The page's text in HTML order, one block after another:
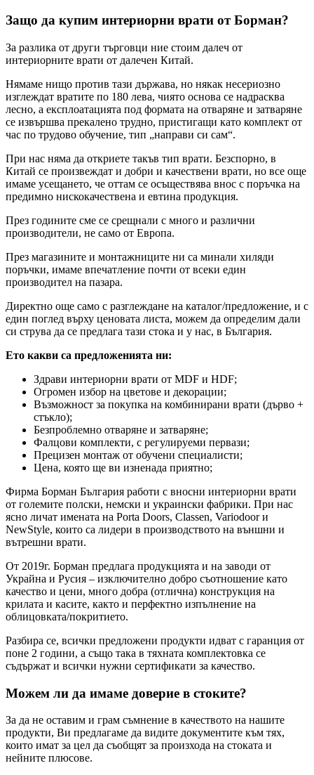
Защо да купим интериорни врати от Борман?
За разлика от други търговци ние стоим далеч от
интериорните врати от далечен Китай.
Нямаме нищо против тази държава, но някак несериозно
изглеждат вратите по 180 лева, чиято основа се надрасква
лесно, а експлоатацията под формата на отваряне и затваряне
се извършва прекалено трудно, пристигащи като комплект от
час по трудово обучение, тип „направи си сам“.
При нас няма да откриете такъв тип врати. Безспорно, в
Китай се произвеждат и добри и качествени врати, но все още
имаме усещането, че оттам се осъществява внос с поръчка на
предимно нискокачествена и евтина продукция.
През годините сме се срещнали с много и различни
производители, не само от Европа.
През магазините и монтажниците ни са минали хиляди
поръчки, имаме впечатление почти от всеки един
производител на пазара.
Директно още само с разглеждане на каталог/предложение, и с
един поглед върху ценовата листа, можем да определим дали
си струва да се предлага тази стока и у нас, в България.
Ето какви са предложенията ни:
Здрави интериорни врати от MDF и HDF;
Огромен избор на цветове и декорации;
Възможност за покупка на комбинирани врати (дърво +
стъкло);
Безпроблемно отваряне и затваряне;
Фалцови комплекти, с регулируеми первази;
Прецизен монтаж от обучени специалисти;
Цена, която ще ви изненада приятно;
Фирма Борман България работи с вносни интериорни врати
от големите полски, немски и украински фабрики. При нас
ясно личат имената на Porta Doors, Classen, Variodoor и
NewStyle, които са лидери в производството на външни и
вътрешни врати.
От 2019г. Борман предлага продукцията и на заводи от
Украйна и Русия – изключително добро съотношение като
качество и цени, много добра (отлична) конструкция на
крилата и касите, както и перфектно изпълнение на
облицовката/покритието.
Разбира се, всички предложени продукти идват с гаранция от
поне 2 години, а също така в тяхната комплектовка се
съдържат и всички нужни сертификати за качество.
Можем ли да имаме доверие в стоките?
За да не оставим и грам съмнение в качеството на нашите
продукти, Ви предлагаме да видите документите към тях,
които имат за цел да съобщят за произхода на стоката и
нейните плюсове.